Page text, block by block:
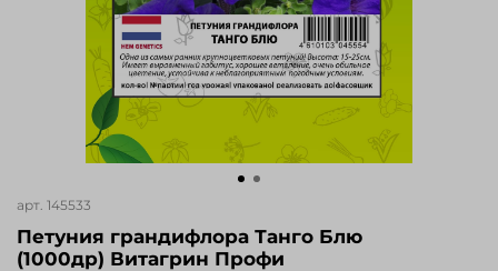
арт. 145533
Петуния грандифлора Танго Блю
(1000др) Витагрин Профи